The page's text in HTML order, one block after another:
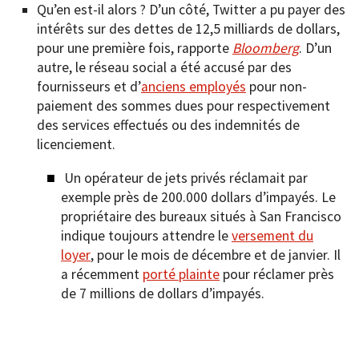
Qu’en est-il alors ? D’un côté, Twitter a pu payer des
intérêts sur des dettes de 12,5 milliards de dollars,
pour une première fois, rapporte Bloomberg. D’un
autre, le réseau social a été accusé par des
fournisseurs et d’anciens employés pour non-
paiement des sommes dues pour respectivement
des services effectués ou des indemnités de
licenciement.
Un opérateur de jets privés réclamait par
exemple près de 200.000 dollars d’impayés. Le
propriétaire des bureaux situés à San Francisco
indique toujours attendre leversement du
loyer, pour le mois de décembre et de janvier. Il
a récemment porté plainte pour réclamer près
de 7 millions de dollars d’impayés.